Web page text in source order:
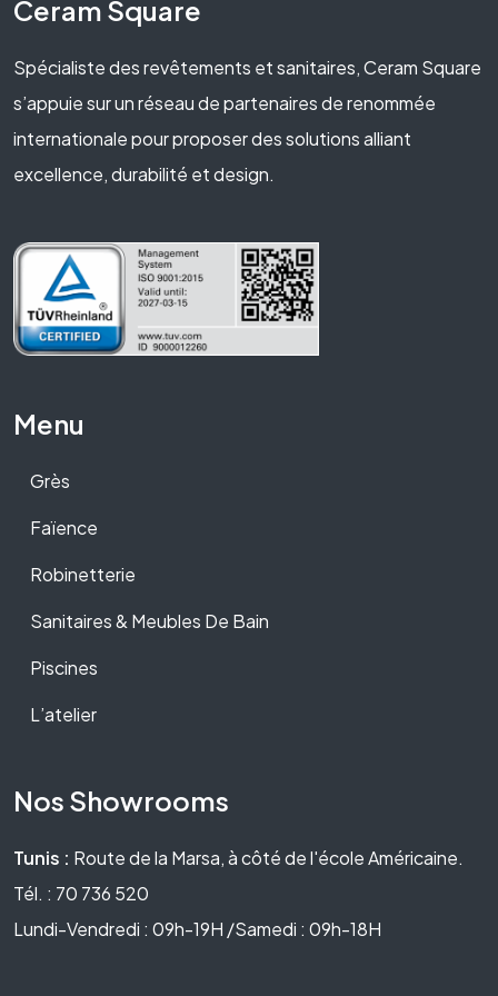
Ceram Square
Spécialiste des revêtements et sanitaires, Ceram Square
s’appuie sur un réseau de partenaires de renommée
internationale pour proposer des solutions alliant
excellence, durabilité et design.
Menu
Grès
Faïence
Robinetterie
Sanitaires & Meubles De Bain
Piscines
L’atelier
Nos Showrooms
Tunis : Route de la Marsa, à côté de l'école Américaine.
Tél. : 70 736 520
Lundi-Vendredi : 09h-19H /Samedi : 09h-18H